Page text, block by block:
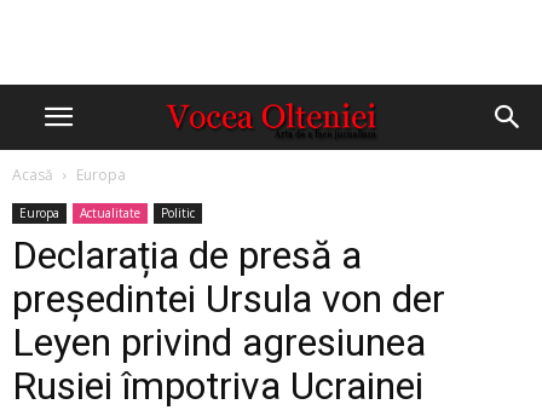
Acasă Europa
Europa Actualitate Politic
Declarația de presă a
președintei Ursula von der
Leyen privind agresiunea
Rusiei împotriva Ucrainei